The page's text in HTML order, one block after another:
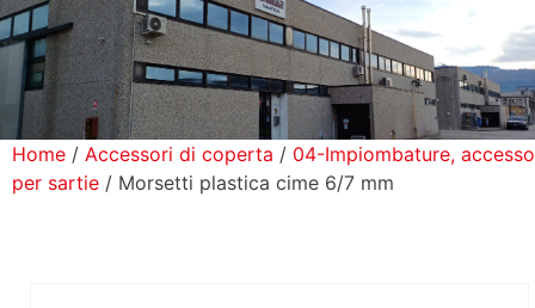
Prodotti
Home / Accessori di coperta / 04-Impiombature,
per sartie / Morsetti plastica cime 6/7 mm